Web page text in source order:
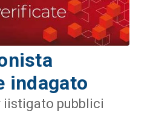
indagato
iistigato pubblici